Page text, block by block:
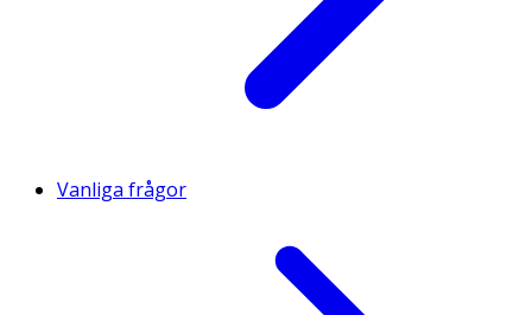
Vanliga frågor